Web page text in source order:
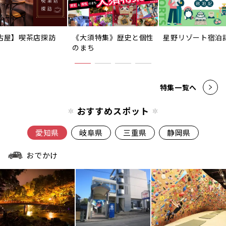
屋】喫茶店探訪
《大須特集》歴史と個性
のまち
星野リゾート宿泊
特集一覧へ
おすすめスポット
愛知県 岐阜県 三重県 静岡県
おでかけ